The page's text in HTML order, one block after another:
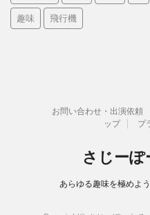
趣味 飛行機
お問い合わせ・出演依頼
ップ
プ
さじー
あらゆる趣味を極めよ